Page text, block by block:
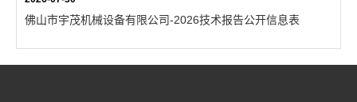
佛山市宇茂机械设备有限公司-2026技术报告公开信息表